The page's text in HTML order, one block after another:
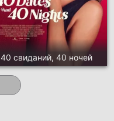
40 свиданий, 40 ночей